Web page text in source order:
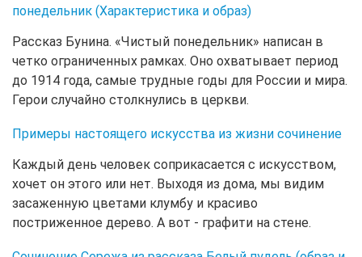
понедельник (Характеристика и образ)
Рассказ Бунина. «Чистый понедельник» написан в
четко ограниченных рамках. Оно охватывает период
до 1914 года, самые трудные годы для России и мира.
Герои случайно столкнулись в церкви.
Примеры настоящего искусства из жизни сочинение
Каждый день человек соприкасается с искусством,
хочет он этого или нет. Выходя из дома, мы видим
засаженную цветами клумбу и красиво
постриженное дерево. А вот - графити на стене.